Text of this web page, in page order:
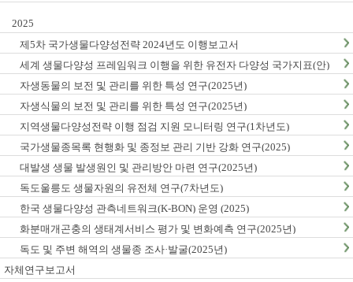
2025
제5차 국가생물다양성전략 2024년도 이행보고서
세계 생물다양성 프레임워크 이행을 위한 유전자 다양성 국가지표(안)
마련(1차년도)
자생동물의 보전 및 관리를 위한 특성 연구(2025년)
자생식물의 보전 및 관리를 위한 특성 연구(2025년)
지역생물다양성전략 이행 점검 지원 모니터링 연구(1차년도)
국가생물종목록 현행화 및 종정보 관리 기반 강화 연구(2025)
대발생 생물 발생원인 및 관리방안 마련 연구(2025년)
독도울릉도 생물자원의 유전체 연구(7차년도)
한국 생물다양성 관측네트워크(K-BON) 운영 (2025)
화분매개곤충의 생태계서비스 평가 및 변화예측 연구(2025년)
독도 및 주변 해역의 생물종 조사·발굴(2025년)
자체연구보고서